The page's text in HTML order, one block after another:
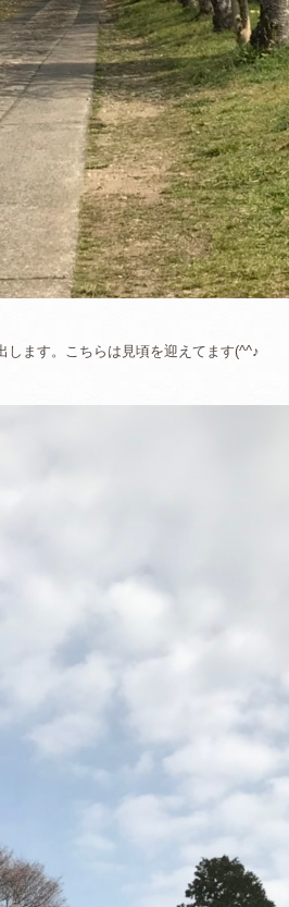
ます。こちらは見頃を迎えてます(^^♪